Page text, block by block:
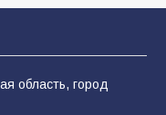
работы
область, город